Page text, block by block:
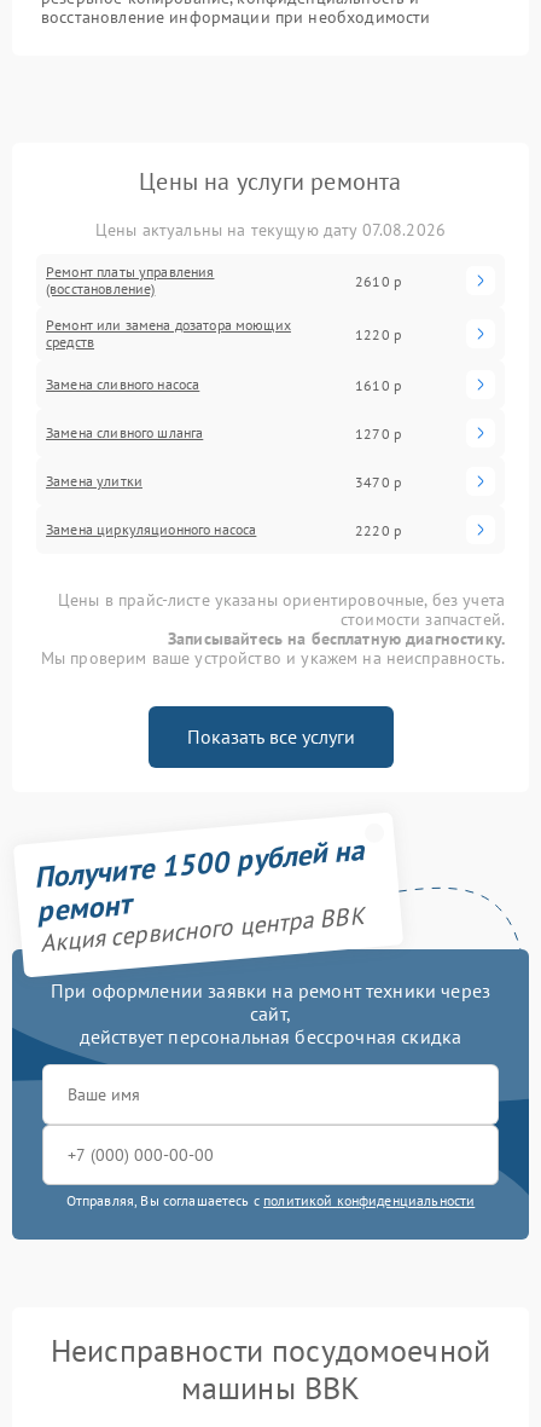
восстановление информации при необходимости
Цены на услуги ремонта
Цены актуальны на текущую дату 07.08.2026
Ремонт платы управления
(восстановление)
2610 р
Ремонт или замена дозатора моющих
средств
1220 р
Замена сливного насоса 1610 р
Замена сливного шланга 1270 р
Замена улитки 3470 р
Замена циркуляционного насоса 2220 р
Цены в прайс-листе указаны ориентировочные, без учета
стоимости запчастей.
Записывайтесь на бесплатную диагностику.
Мы проверим ваше устройство и укажем на неисправность.
Показать все услуги
Получите 1500 рублей на
ремонт
Акция сервисного центра BBK
При оформлении заявки на ремонт техники через
сайт,
действует персональная бессрочная скидка
Отправляя, Вы соглашаетесь с политикой конфиденциальности
Неисправности посудомоечной
машины BBK